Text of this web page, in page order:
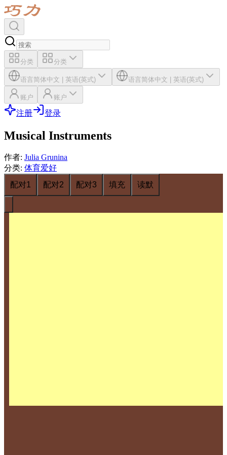
分类 分类
语言简体中文 | 英语(英式) 语言简体中文 | 英语(英式)
账户 账户
注册 登录
Musical Instruments
作者: Julia Grunina
分类: 体育爱好
配对1
配对2 配对3 填充 读默